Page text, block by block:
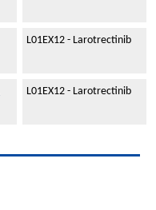
L01EX12 - Larotrectinib
L01EX12 - Larotrectinib